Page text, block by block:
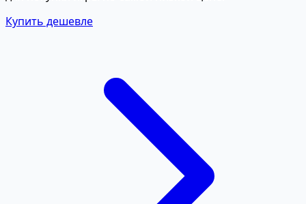
Купить дешевле